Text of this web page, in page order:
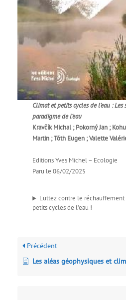
Climat et petits cycles de l’eau :
paradigme de l’eau
Kravčík Michal ; Pokorný Jan ;
Martin ; Tóth Eugen ; Valette
Editions Yves Michel – Ecologie
Paru le 06/02/2025
Luttez contre le
petits cycles de l’eau !
Précédent
Les aléas géophysiques et